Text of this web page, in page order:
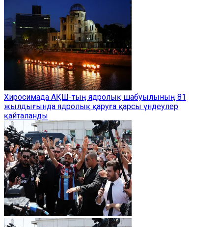
Хиросимада АҚШ-тың ядролық шабуылының 81
жылдығында ядролық қаруға қарсы үндеулер
қайталанды